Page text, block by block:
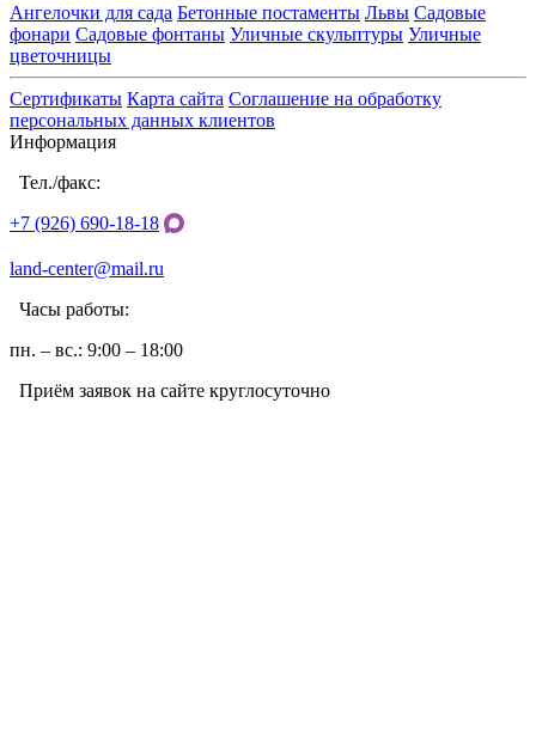
Ангелочки для сада Бетонные постаменты Львы Садовые
фонари Садовые фонтаны Уличные скульптуры Уличные
цветочницы
Сертификаты Карта сайта Соглашение на обработку
персональных данных клиентов
Информация
Тел./факс:
+7 (926) 690-18-18
land-center@mail.ru
Часы работы:
пн. – вс.: 9:00 – 18:00
Приём заявок на сайте круглосуточно